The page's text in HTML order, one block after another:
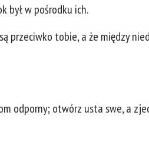
był w pośrodku ich.
przeciwko tobie, a że między
odporny; otwórz usta swe, a